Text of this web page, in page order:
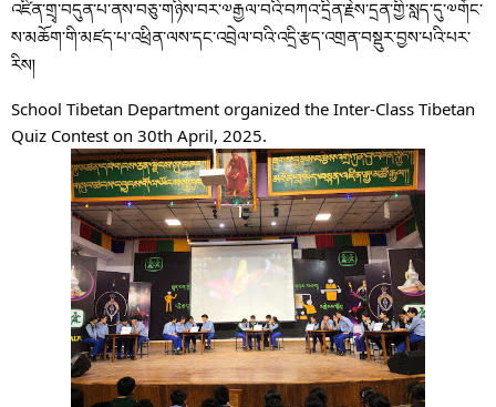
འཛིན་གྲྭ་བདུན་པ་ནས་བཅུ་གཉིས་བར་༧རྒྱལ་བའི་བཀའ་དྲིན་རྗེས་དྲན་གྱི་སླད་དུ་༧གོང་
ས་མཆོག་གི་མཛད་པ་འཕྲིན་ལས་དང་འབྲེལ་བའི་འདྲི་རྩད་འགྲན་བསྡུར་བྱས་པའི་པར་
རིས།
School Tibetan Department organized the Inter-Class Tibetan
Quiz Contest on 30th April, 2025.